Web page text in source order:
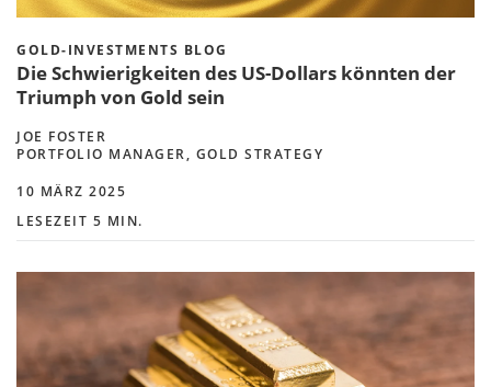
GOLD-INVESTMENTS BLOG
Die Schwierigkeiten des US-Dollars könnten der
Triumph von Gold sein
JOE FOSTER
PORTFOLIO MANAGER, GOLD STRATEGY
10 MÄRZ 2025
LESEZEIT 5 MIN.